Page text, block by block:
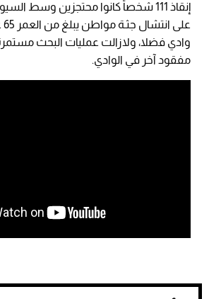
إنقاذ 111 شخصاً كانوا محتجزين وسط
وادي فضلا، ولازالت عمليات البحث
مفقود آخر في الوادي.